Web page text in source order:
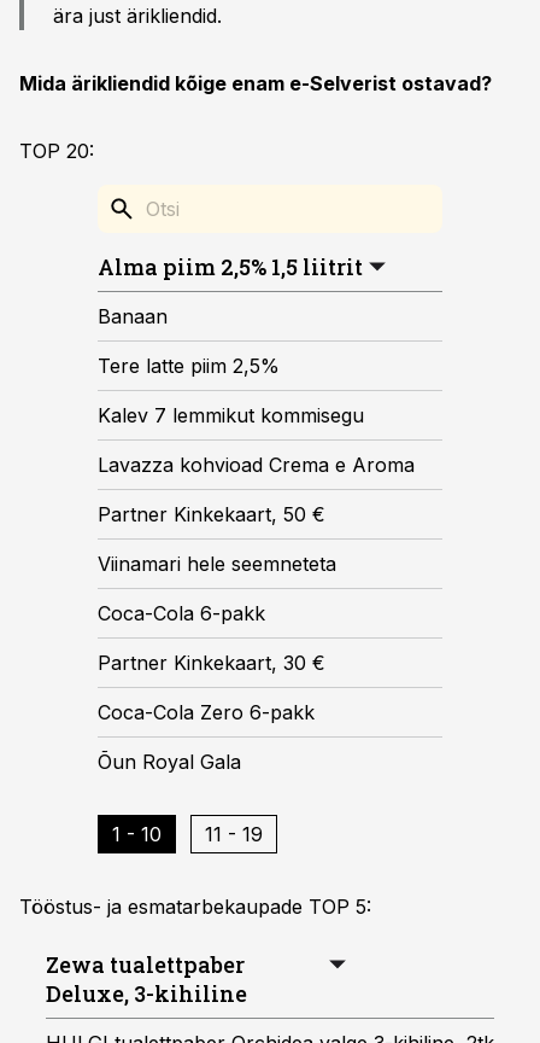
ära just ärikliendid.
Mida ärikliendid kõige enam e-Selverist ostavad?
TOP 20:
Alma piim 2,5% 1,5 liitrit
Banaan
Tere latte piim 2,5%
Kalev 7 lemmikut kommisegu
Lavazza kohvioad Crema e Aroma
Partner Kinkekaart, 50 €
Viinamari hele seemneteta
Coca-Cola 6-pakk
Partner Kinkekaart, 30 €
Coca-Cola Zero 6-pakk
Õun Royal Gala
1 - 10 11 - 19
Tööstus- ja esmatarbekaupade TOP 5:
Zewa tualettpaber
Deluxe, 3-kihiline